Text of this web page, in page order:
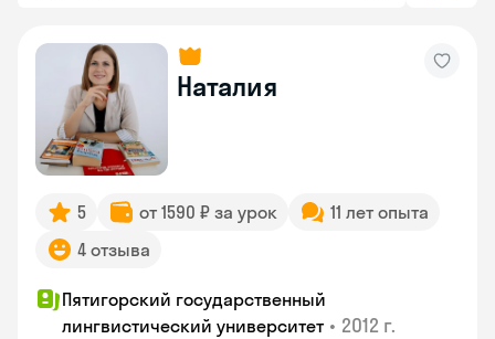
Наталия
5 от 1590 ₽ за урок
11 лет опыта
4 отзыва
Пятигорский государственный
лингвистический университет • 2012 г.